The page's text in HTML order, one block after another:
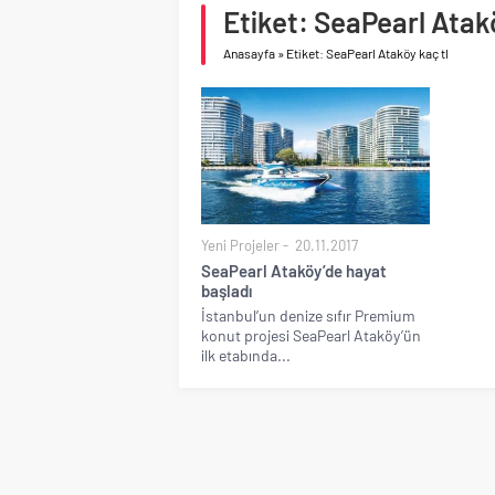
Birleşik Arap
Etiket: SeaPearl
Anasayfa » Etiket: SeaPearl Ataköy kaç tl
Yeni Projeler 20.11.2017
SeaPearl Ataköy’de hayat
başladı
İstanbul’un denize sıfır Premium
konut projesi SeaPearl Ataköy’ün
ilk etabında...